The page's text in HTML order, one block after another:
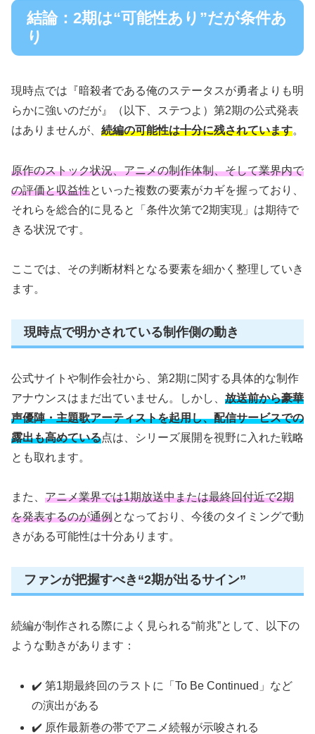
結論：2期は“可能性あり”だが条件あ
り
現時点では『暗殺者である俺のステータスが勇者よりも明
らかに強いのだが』（以下、ステつよ）第2期の公式発表
はありませんが、 続編の可能性は十分に残されています。
原作のストック状況、アニメの制作体制、そして業界内で
の評価と収益性といった複数の要素がカギを握っており、
それらを総合的に見ると「条件次第で2期実現」は期待で
きる状況です。
ここでは、その判断材料となる要素を細かく整理していき
ます。
現時点で明かされている制作側の動き
公式サイトや制作会社から、第2期に関する具体的な制作
アナウンスはまだ出ていません。しかし、 放送前から豪華
声優陣・主題歌アーティストを起用し、配信サービスでの
露出も高めている点は、シリーズ展開を視野に入れた戦略
とも取れます。
また、 アニメ業界では1期放送中または最終回付近で2期
を発表するのが通例となっており、今後のタイミングで動
きがある可能性は十分あります。
ファンが把握すべき“2期が出るサイン”
続編が制作される際によく見られる“前兆”として、以下の
ような動きがあります：
✔️ 第1期最終回のラストに「To Be Continued」など
の演出がある
✔️ 原作最新巻の帯でアニメ続報が示唆される